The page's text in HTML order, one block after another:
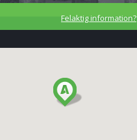
Felaktig information?